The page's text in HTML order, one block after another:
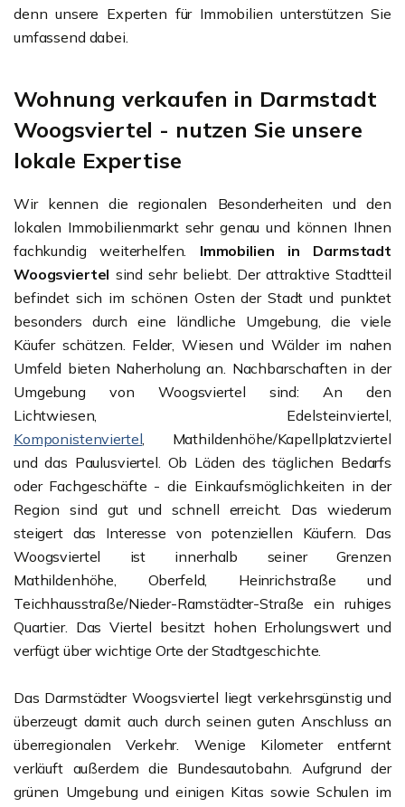
denn unsere Experten für Immobilien unterstützen Sie
umfassend dabei.
Wohnung verkaufen in Darmstadt
Woogsviertel - nutzen Sie unsere
lokale Expertise
Wir kennen die regionalen Besonderheiten und den
lokalen Immobilienmarkt sehr genau und können Ihnen
fachkundig weiterhelfen. Immobilien in Darmstadt
Woogsviertel sind sehr beliebt. Der attraktive Stadtteil
befindet sich im schönen Osten der Stadt und punktet
besonders durch eine ländliche Umgebung, die viele
Käufer schätzen. Felder, Wiesen und Wälder im nahen
Umfeld bieten Naherholung an. Nachbarschaften in der
Umgebung von Woogsviertel sind: An den
Lichtwiesen, Edelsteinviertel,
Komponistenviertel, Mathildenhöhe/Kapellplatzviertel
und das Paulusviertel. Ob Läden des täglichen Bedarfs
oder Fachgeschäfte - die Einkaufsmöglichkeiten in der
Region sind gut und schnell erreicht. Das wiederum
steigert das Interesse von potenziellen Käufern. Das
Woogsviertel ist innerhalb seiner Grenzen
Mathildenhöhe, Oberfeld, Heinrichstraße und
Teichhausstraße/Nieder-Ramstädter-Straße ein ruhiges
Quartier. Das Viertel besitzt hohen Erholungswert und
verfügt über wichtige Orte der Stadtgeschichte.
Das Darmstädter Woogsviertel liegt verkehrsgünstig und
überzeugt damit auch durch seinen guten Anschluss an
überregionalen Verkehr. Wenige Kilometer entfernt
verläuft außerdem die Bundesautobahn. Aufgrund der
grünen Umgebung und einigen Kitas sowie Schulen im